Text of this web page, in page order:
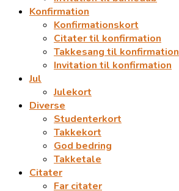
Konfirmation
Konfirmationskort
Citater til konfirmation
Takkesang til konfirmation
Invitation til konfirmation
Jul
Julekort
Diverse
Studenterkort
Takkekort
God bedring
Takketale
Citater
Far citater